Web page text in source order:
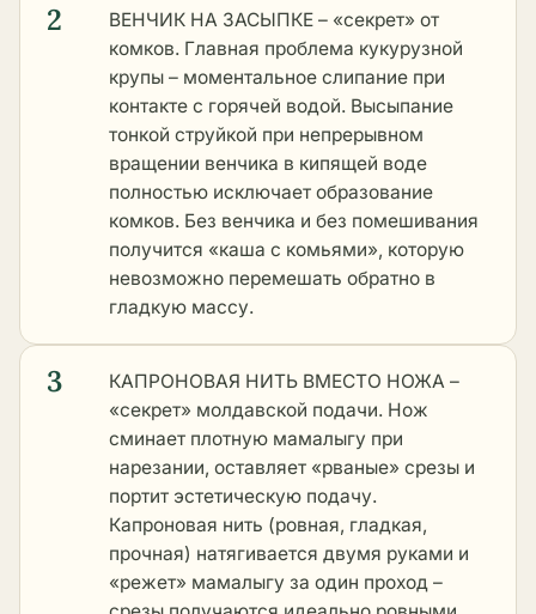
2
ВЕНЧИК НА ЗАСЫПКЕ – «секрет» от
комков. Главная проблема кукурузной
крупы – моментальное слипание при
контакте с горячей водой. Высыпание
тонкой струйкой при непрерывном
вращении венчика в кипящей воде
полностью исключает образование
комков. Без венчика и без помешивания
получится «каша с комьями», которую
невозможно перемешать обратно в
гладкую массу.
3
КАПРОНОВАЯ НИТЬ ВМЕСТО НОЖА –
«секрет» молдавской подачи. Нож
сминает плотную мамалыгу при
нарезании, оставляет «рваные» срезы и
портит эстетическую подачу.
Капроновая нить (ровная, гладкая,
прочная) натягивается двумя руками и
«режет» мамалыгу за один проход –